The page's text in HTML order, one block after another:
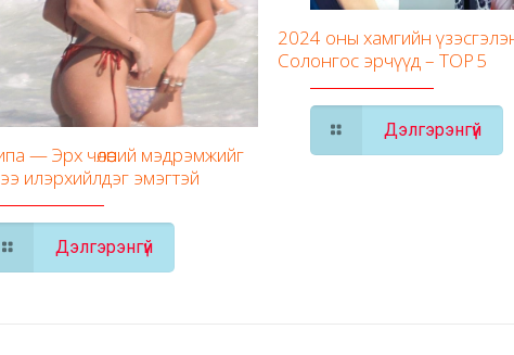
— Эрх чөлөөний мэдрэмжийг
илэрхийлдэг эмэгтэй
Дэлгэрэнгүй
2024 оны хамгийн
Солонгос эрчүүд – TOP 5
Дэлгэрэнгүй